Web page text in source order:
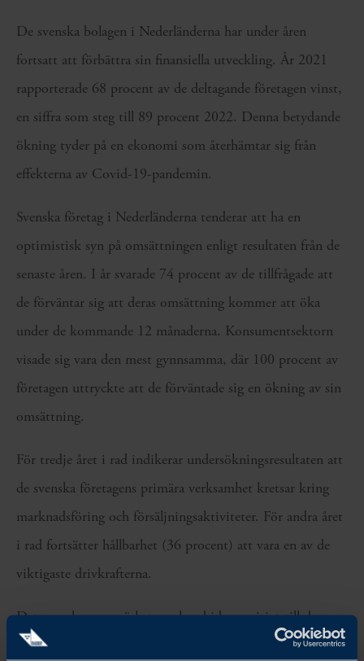
De svenska bolagen i Nederländerna har under åren
fortsatt att förbättra sin finansiella utveckling. År 2021
rapporterade 68 procent av de deltagande företagen vinst,
en siffra som steg till 89 procent 2022. Denna betydande
ökning tyder på en ekonomi som återhämtar sig från
effekterna av Covid-19-pandemin.
Svenska företag i Nederländerna tenderar att ha en
optimistisk syn på omsättningen enligt resultaten från de
senaste åren. I år svarade 74 procent av de tillfrågade att
de förväntar sig att deras omsättning kommer att öka
under de kommande 12 månaderna. Konsumentsektorn
visade sig vara den mest gynnsamma, där 100 procent av
företagen uttryckte att de förväntade sig en ökning av sin
omsättning.
För tredje året i rad indikerar undersökningsresultaten att
de svenska företagens primära verksamhet kretsar kring
marknadsföring och försäljningsaktiviteter. För andra året
i rad fortsätter hållbarhet (36 procent) att vara en av de
viktigaste drivkrafterna.
Det svenska varumärket upplevs bidra positivt till de
svenska bolagens affärer på den nederländska marknaden. I